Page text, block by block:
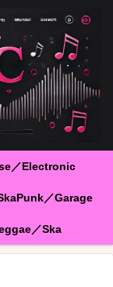
／Electronic
／Garage
／Ska